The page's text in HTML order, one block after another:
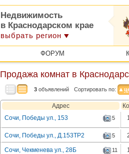
Недвижимость
в Краснодарском крае
выбрать регион
ФОРУМ
Продажа комнат в
3 объявлений Сортировать по:
Адрес
Сочи, Победы ул., 153
5
Сочи, Победы ул., Д.153ТР2 5
Сочи, Чекменева ул., 28Б 11